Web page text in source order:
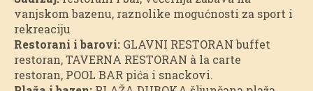
vanjskom bazenu, raznolike mogućnosti za sport i
rekreaciju
Restorani i barovi: GLAVNI RESTORAN buffet
restoran, TAVERNA RESTORAN à la carte
restoran, POOL BAR pića i snackovi.